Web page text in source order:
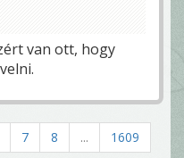
van ott, hogy
7 8 ...
1609